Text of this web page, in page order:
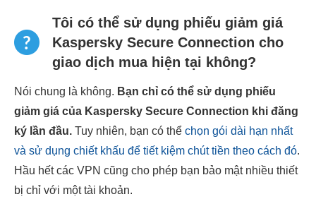
Tôi có thể sử dụng phiếu giảm giá
Kaspersky Secure Connection cho
giao dịch mua hiện tại không?
Nói chung là không. Bạn chỉ có thể sử dụng phiếu
giảm giá của Kaspersky Secure Connection khi đăng
ký lần đầu. Tuy nhiên, bạn có thể chọn gói dài hạn nhất
và sử dụng chiết khấu để tiết kiệm chút tiền theo cách đó.
Hầu hết các VPN cũng cho phép bạn bảo mật nhiều thiết
bị chỉ với một tài khoản.